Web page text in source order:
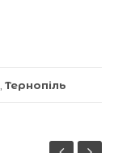
Тернопіль